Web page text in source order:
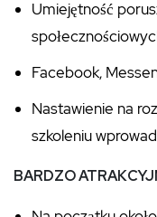
Umiejętność
Facebook,
Nastawienie na
szkoleniu
BARDZO